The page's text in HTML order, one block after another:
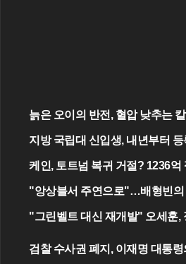
늙은 오이의 반전, 혈압 낮추는
지방 국립대 신입생, 내년부터 등
케인, 토트넘 복귀 거절? 1236억
"앙상블서 주연으로"…배형빈의
"그린벨트 대신 재개발" 오세훈,
검찰 수사권 폐지, 이재명 대통령